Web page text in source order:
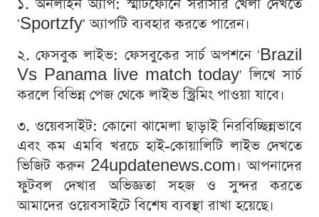
১. অনলাইন অ্যাপ: স্মার্টফোনে সরাসরি খেলা দেখতে
'Sportzfy' অ্যাপটি ব্যবহার করতে পারেন।
২. ফেসবুক লাইভ: ফেসবুকের সার্চ অপশনে 'Brazil
Vs Panama live match today' লিখে সার্চ
করলে বিভিন্ন পেজ থেকে লাইভ স্ট্রিমিং পাওয়া যাবে।
৩. ওয়েবসাইট: কোনো ঝামেলা ছাড়াই নিরবিচ্ছিন্নভাবে
এবং কম এমবি খরচে হাই-কোয়ালিটি লাইভ দেখতে
ভিজিট করুন 24updatenews.com। আপনাদের
ফুটবল দেখার অভিজ্ঞতা সহজ ও সুন্দর করতে
আমাদের ওয়েবসাইটে বিশেষ ব্যবস্থা রাখা হয়েছে।